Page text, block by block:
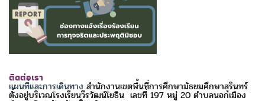
ติดต่อเรา
แผนที่และการเดินทางสำนักงานเขตพื้นที่การศึกษามัธยมศึกษาสุรินทร์
ตั้งอยู่บริเวณโรงเรียนวีรวัฒน์โยธิน เลขที่ 197 หมู่ 20 ตำบลนอกเมือง